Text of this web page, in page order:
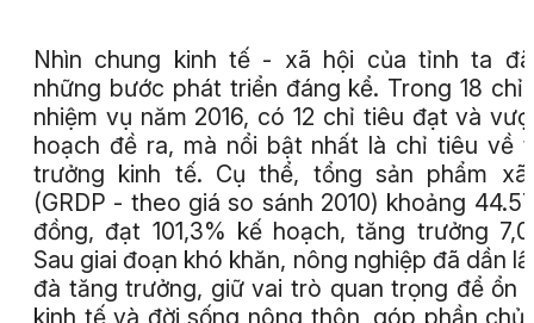
Nhìn chung kinh tế - xã hội của tỉnh ta
những bước phát triển đáng kể. Trong 18 chỉ
nhiệm vụ năm 2016, có 12 chỉ tiêu đạt và
hoạch đề ra, mà nổi bật nhất là chỉ tiêu về
trưởng kinh tế. Cụ thể, tổng sản phẩm xã
(GRDP - theo giá so sánh 2010) khoảng
đồng, đạt 101,3% kế hoạch, tăng trưởng
Sau giai đoạn khó khăn, nông nghiệp đã dần
đà tăng trưởng, giữ vai trò quan trọng để ổn